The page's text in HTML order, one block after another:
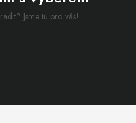
Jsme tu pro vás!